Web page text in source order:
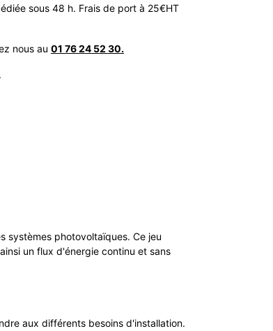
sous 48 h. Frais de port à 25€HT
nous au 01 76 24 52 30.
.
systèmes photovoltaïques. Ce jeu
un flux d'énergie continu et sans
aux différents besoins d'installation.